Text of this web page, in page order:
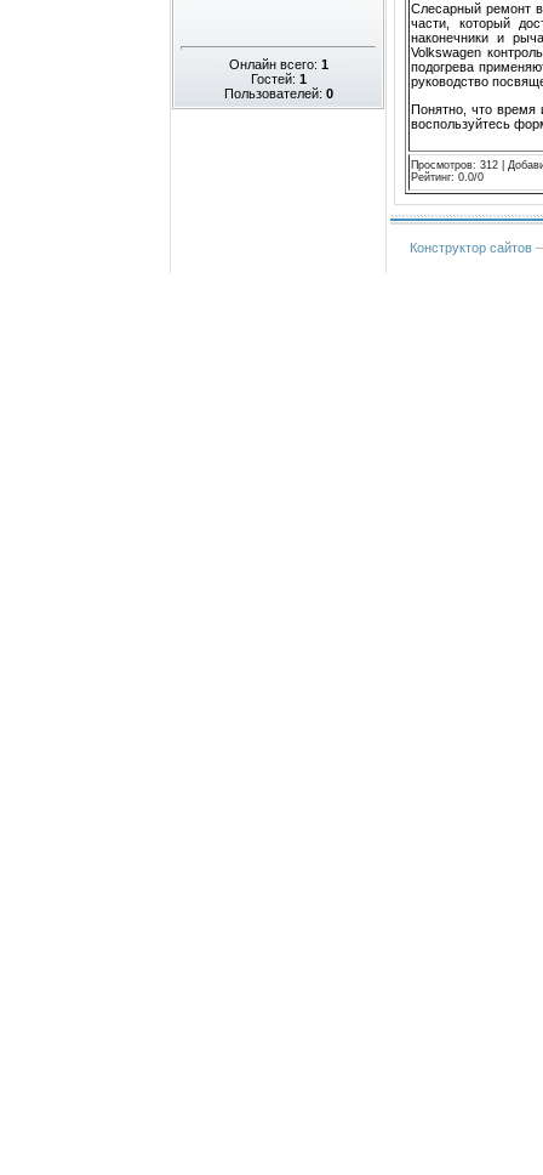
Онлайн всего: 1
Гостей: 1
Пользователей: 0
Слесарный ремонт
части, который
наконечники и
Volkswagen
подогрева
руководство
Понятно, что время
воспользуйтесь
Просмотров: 312
Рейтинг: 0.0/0
Конструктор сайтов